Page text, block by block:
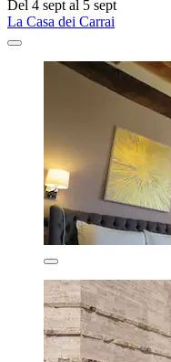
Del 4 sept al 5 sept
La Casa dei Carrai